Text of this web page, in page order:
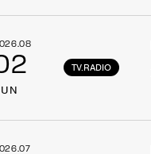
TV.RADIO